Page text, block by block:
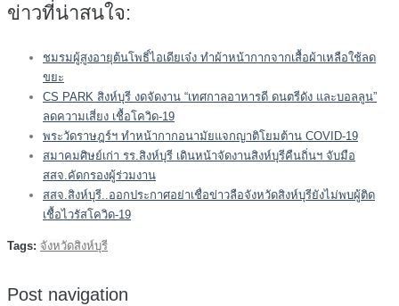
ข่าวที่น่าสนใจ:
ชมรมผู้สูงอายุต้นโพธิ์ไอเดียเจ๋ง ทำผ้าหน้ากากจากเสื้อผ้าเหลือใช้ลด
ขยะ
CS PARK สิงห์บุรี งดจัดงาน “เทศกาลอาหารดี ดนตรีดัง และบอลลูน”
ลดความเสี่ยง เชื้อโควิด-19
พระวัดราษฎร์ฯ ทำหน้ากากอนามัยแจกญาติโยมต้าน COVID-19
สมาคมศิษย์เก่า รร.สิงห์บุรี เดินหน้าจัดงานสิงห์บุรีคืนถิ่นฯ จับมือ
สสจ.คัดกรองผู้ร่วมงาน
สสจ.สิงห์บุรี..ออกประกาศอย่าเชื่อข่าวลือจังหวัดสิงห์บุรียังไม่พบผู้ติด
เชื้อไวรัสโควิด-19
Tags: จังหวัดสิงห์บุรี
Post navigation